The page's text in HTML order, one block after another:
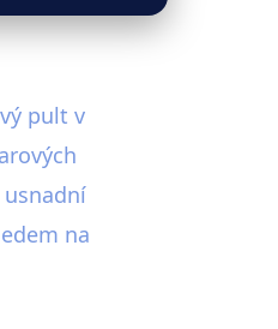
pult v
na